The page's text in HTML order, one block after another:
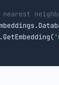
nearest